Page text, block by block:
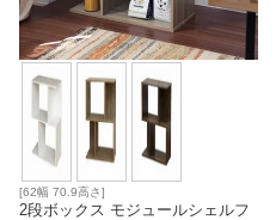
[62幅 70.9高さ]
2段ボックス モジュールシェルフ